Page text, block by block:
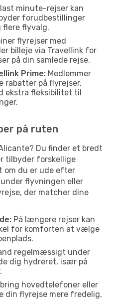
minute-rejser kan
forudbestillinger
flere flyvalg.
flyrejser med
billeje via Travellink for
på din samlede rejse.
Prime: Medlemmer
rabatter på flyrejser,
ekstra fleksibilitet til
på ruten
Du finder et bredt
tilbyder forskellige
om du er ude efter
flyvningen eller
der matcher dine
På længere rejser kan
for komforten at vælge
regelmæssigt under
dig hydreret, især på
hovedtelefoner eller
din flyrejse mere fredelig,